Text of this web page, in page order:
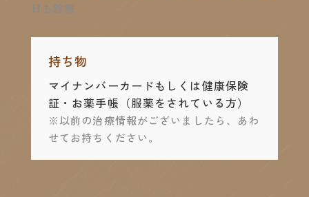
日も診療
持ち物
マイナンバーカードもしくは健康保険
証・お薬手帳 （服薬をされている方）
※以前の治療情報がございましたら、あわ
せてお持ちください。